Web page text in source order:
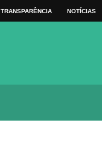
TRANSPARÊNCIA NOTÍCIAS